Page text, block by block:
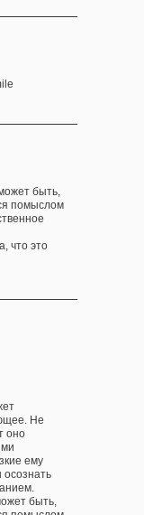
быть,
помыслом
что это
Не
оно
ему
осознать
быть,